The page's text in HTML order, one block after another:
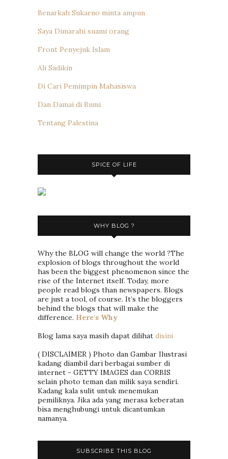
Benarkah Sukarno minta ampun
Saya Dimarahi suami orang
Front Penyejuk Islam
Ali Sadikin
Di Cari Pemimpin Mahasiswa
Dan Damai di Bumi
Tentang Palestina
SPICE OF LIFE
WHY BLOG ?
Why the BLOG will change the world ?The
explosion of blogs throughout the world
has been the biggest phenomenon since the
rise of the Internet itself. Today, more
people read blogs than newspapers. Blogs
are just a tool, of course. It’s the bloggers
behind the blogs that will make the
difference. Here's Why
Blog lama saya masih dapat dilihat disini
( DISCLAIMER ) Photo dan Gambar Ilustrasi
kadang diambil dari berbagai sumber di
internet - GETTY IMAGES dan CORBIS
selain photo teman dan milik saya sendiri.
Kadang kala sulit untuk menemukan
pemiliknya. Jika ada yang merasa keberatan
bisa menghubungi untuk dicantumkan
namanya.
SUBSCRIBE THIS BLOG